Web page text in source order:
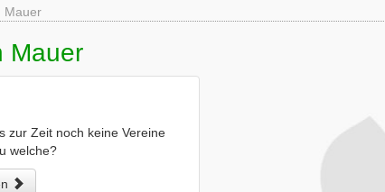
Mauer
Mauer
zur Zeit noch keine Vereine
welche?